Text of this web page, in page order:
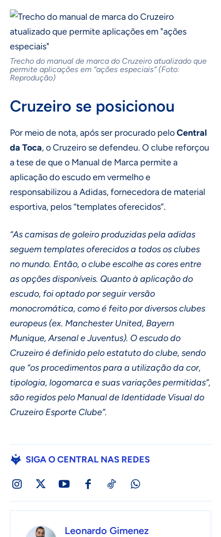
Trecho do manual de marca do Cruzeiro atualizado que
permite aplicações em “ações especiais” (Foto:
Reprodução)
Cruzeiro se posicionou
Por meio de nota, após ser procurado peloCentral
da Toca, o Cruzeiro se defendeu. O clube reforçou
a tese de que o Manual de Marca permite a
aplicação do escudo em vermelho e
responsabilizou a Adidas, fornecedora de material
esportiva, pelos “templates oferecidos”.
“As camisas de goleiro produzidas pela adidas
seguem templates oferecidos a todos os clubes
no mundo. Então, o clube escolhe as cores entre
as opções disponíveis. Quanto à aplicação do
escudo, foi optado por seguir versão
monocromática, como é feito por diversos clubes
europeus (ex. Manchester United, Bayern
Munique, Arsenal e Juventus). O escudo do
Cruzeiro é definido pelo estatuto do clube, sendo
que “os procedimentos para a utilização da cor,
tipologia, logomarca e suas variações permitidas”,
são regidos pelo Manual de Identidade Visual do
Cruzeiro Esporte Clube”.
SIGA O CENTRAL NAS REDES
Leonardo Gimenez